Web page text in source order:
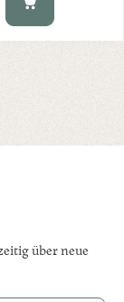
über neue